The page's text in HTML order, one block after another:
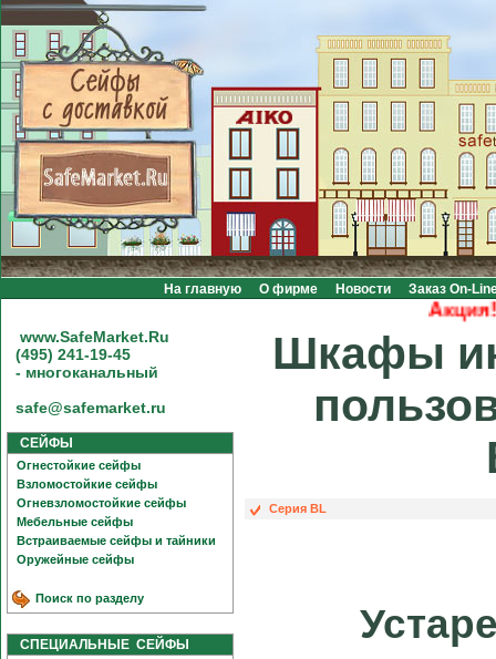
На главную О фирме Новости Заказ On-
Акция!
www.SafeMarket.Ru
(495) 241-19-45
- многоканальный
safe@safemarket.ru
СЕЙФЫ
Огнестойкие сейфы
Взломостойкие сейфы
Огневзломостойкие сейфы
Мебельные сейфы
Встраиваемые сейфы и тайники
Оружейные сейфы
Поиск по разделу
СПЕЦИАЛЬНЫЕ СЕЙФЫ
Шкафы
Серия BL